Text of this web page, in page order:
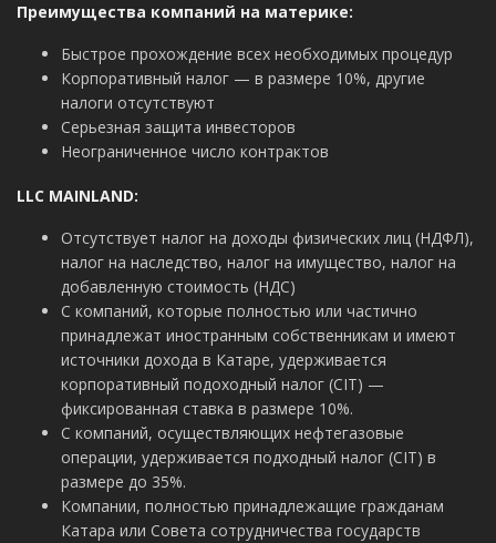
Преимущества компаний на материке:
Быстрое прохождение всех необходимых процедур
Корпоративный налог — в размере 10%, другие
налоги отсутствуют
Серьезная защита инвесторов
Неограниченное число контрактов
LLC MAINLAND:
Отсутствует налог на доходы физических лиц (НДФЛ),
налог на наследство, налог на имущество, налог на
добавленную стоимость (НДС)
С компаний, которые полностью или частично
принадлежат иностранным собственникам и имеют
источники дохода в Катаре, удерживается
корпоративный подоходный налог (CIT) —
фиксированная ставка в размере 10%.
С компаний, осуществляющих нефтегазовые
операции, удерживается подходный налог (CIT) в
размере до 35%.
Компании, полностью принадлежащие гражданам
Катара или Совета сотрудничества государств